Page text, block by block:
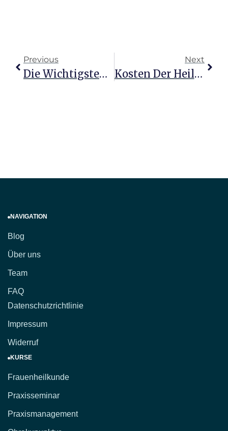
Previous
Die Wichtigsten Versicherungen Für Heilpraktiker Verstehen
Next
Kosten Der Heilpraktikerprüfung Für Psychotherapie Erkunden
NAVIGATION
Blog
Über uns
Team
FAQ
Datenschutzrichtlinie
Impressum
Widerruf
KURSE
Frauenheilkunde
Praxisseminar
Praxismanagement